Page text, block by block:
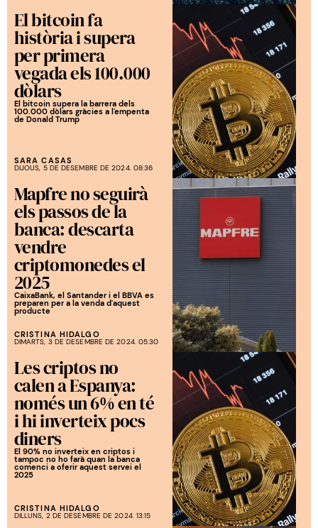
El bitcoin fa
història i supera
per primera
vegada els 100.000
dòlars
El bitcoin supera la barrera dels
100.000 dòlars gràcies a l'empenta
de Donald Trump
SARA CASAS
DIJOUS, 5 DE DESEMBRE DE 2024. 08:36
Mapfre no seguirà
els passos de la
banca: descarta
vendre
criptomonedes el
2025
CaixaBank, el Santander i el BBVA es
preparen per a la venda d'aquest
producte
CRISTINA HIDALGO
DIMARTS, 3 DE DESEMBRE DE 2024. 05:30
Les criptos no
calen a Espanya:
només un 6% en té
i hi inverteix pocs
diners
El 90% no inverteix en criptos i
tampoc no ho farà quan la banca
comenci a oferir aquest servei el
2025
CRISTINA HIDALGO
DILLUNS, 2 DE DESEMBRE DE 2024. 13:15